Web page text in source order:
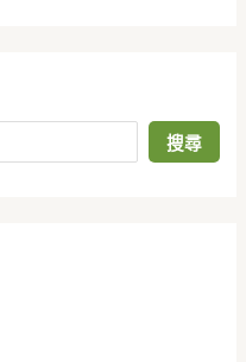
搜尋